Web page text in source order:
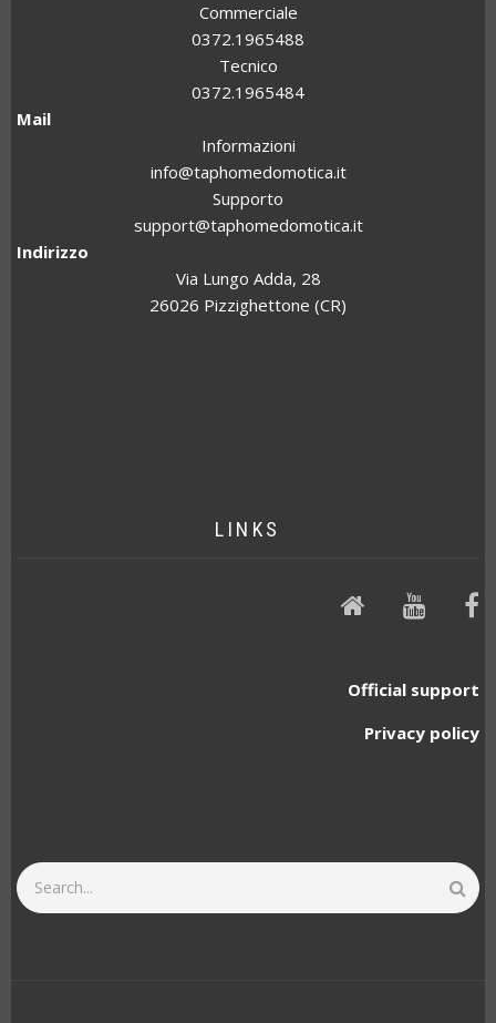
Commerciale
0372.1965488
Tecnico
0372.1965484
Mail
Informazioni
info@taphomedomotica.it
Supporto
support@taphomedomotica.it
Indirizzo
Via Lungo Adda, 28
26026 Pizzighettone (CR)
LINKS
Website
Official support
Privacy policy
Search